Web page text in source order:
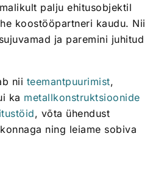
palju ehitusobjektil
koostööpartneri kaudu. Nii
ja paremini juhitud
nii teemantpuurimist,
ka metallkonstruktsioonide
, võta ühendust
ning leiame sobiva